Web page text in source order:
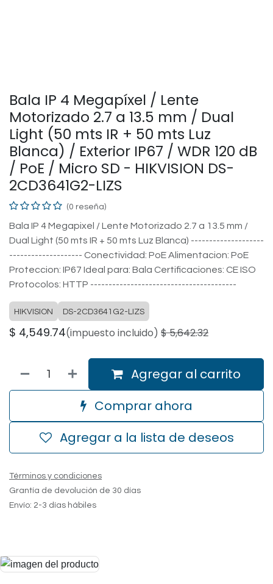
Bala IP 4 Megapíxel / Lente
Motorizado 2.7 a 13.5 mm / Dual
Light (50 mts IR + 50 mts Luz
Blanca) / Exterior IP67 / WDR 120 dB
/ PoE / Micro SD - HIKVISION DS-
2CD3641G2-LIZS
(0 reseña)
Bala IP 4 Megapixel / Lente Motorizado 2.7 a 13.5 mm /
Dual Light (50 mts IR + 50 mts Luz Blanca) --------------------
-------------------- Conectividad: PoE Alimentacion: PoE
Proteccion: IP67 Ideal para: Bala Certificaciones: CE ISO
Protocolos: HTTP ----------------------------------------
HIKVISION DS-2CD3641G2-LIZS
$ 4,549.74(impuesto incluido) $5,642.32
Agregar al carrito
Comprar ahora
Agregar a la lista de deseos
Términos y condiciones
Grantía de devolución de 30 días
Envío: 2-3 días hábiles